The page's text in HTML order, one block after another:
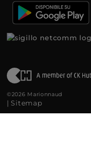
©2026 Marionnaud
| Sitemap